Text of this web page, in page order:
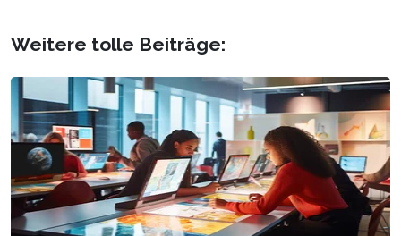
Weitere tolle Beiträge: